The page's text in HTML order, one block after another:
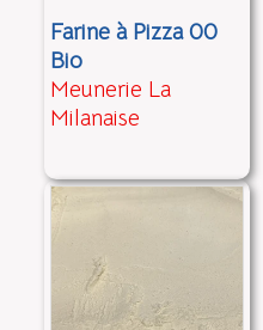
Farine à Pizza 00
Bio
Meunerie La
Milanaise